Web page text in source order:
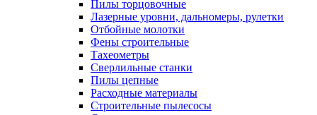
Пилы торцовочные
Лазерные уровни, дальномеры, рулетки
Отбойные молотки
Фены строительные
Тахеометры
Сверлильные станки
Пилы цепные
Расходные материалы
Строительные пылесосы